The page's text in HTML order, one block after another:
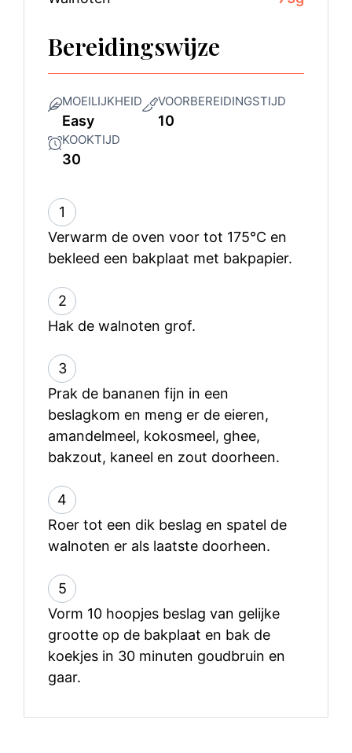
Bereidingswijze
MOEILIJKHEID
Easy
VOORBEREIDINGSTIJD
10
KOOKTIJD
30
1
Verwarm de oven voor tot 175°C en
bekleed een bakplaat met bakpapier.
2
Hak de walnoten grof.
3
Prak de bananen fijn in een
beslagkom en meng er de eieren,
amandelmeel, kokosmeel, ghee,
bakzout, kaneel en zout doorheen.
4
Roer tot een dik beslag en spatel de
walnoten er als laatste doorheen.
5
Vorm 10 hoopjes beslag van gelijke
grootte op de bakplaat en bak de
koekjes in 30 minuten goudbruin en
gaar.